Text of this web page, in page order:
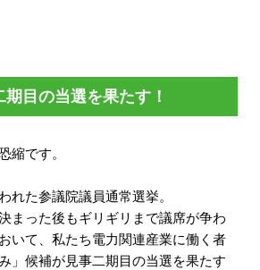
目の当選を果たす！
縮です。
れた参議院議員通常選挙。
まった後もギリギリまで議席が争わ
いて、私たち電力関連産業に働く者
」候補が見事二期目の当選を果たす